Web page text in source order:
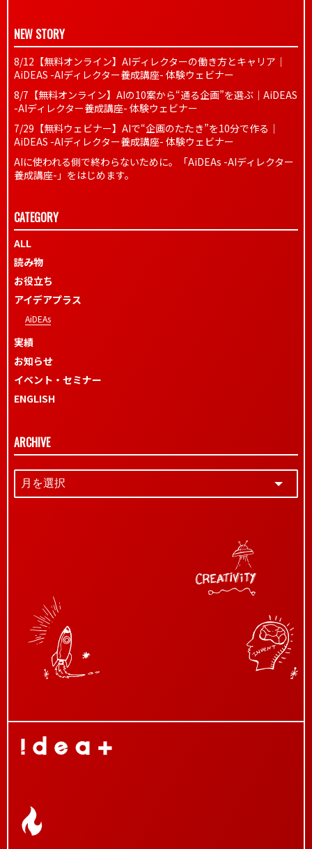
NEW STORY
8/12【無料オンライン】AIディレクターの働き方とキャリア｜
AiDEAS -AIディレクター養成講座- 体験ウェビナー
8/7【無料オンライン】AIの10案から“通る企画”を選ぶ｜AiDEAS
-AIディレクター養成講座- 体験ウェビナー
7/29【無料ウェビナー】AIで“企画のたたき”を10分で作る｜
AiDEAS -AIディレクター養成講座- 体験ウェビナー
AIに使われる側で終わらないために。「AiDEAs -AIディレクター
養成講座-」をはじめます。
CATEGORY
ALL
読み物
お役立ち
アイデアプラス
AiDEAs
実績
お知らせ
イベント・セミナー
ENGLISH
ARCHIVE